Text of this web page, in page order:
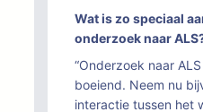
Wat is zo speciaal
onderzoek naar
“Onderzoek naar
boeiend. Neem nu
interactie tussen het